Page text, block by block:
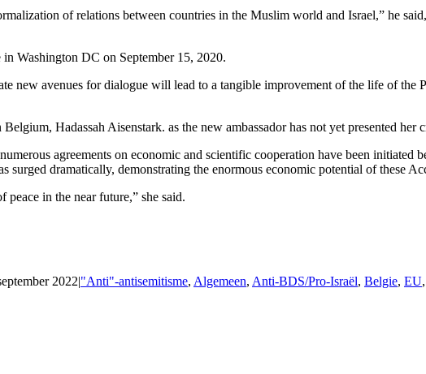
of relations between countries in the Muslim world and Israel,” he
Washington DC on September 15, 2020.
new avenues for dialogue will lead to a tangible improvement of the life of the
Hadassah Aisenstark. as the new ambassador has not yet presented her
agreements on economic and scientific cooperation have been
surged dramatically, demonstrating the enormous economic potential of these
in the near future,” she said.
2022|"Anti"-antisemitisme, Algemeen, Anti-BDS/Pro-Israël, Belgie, EU,